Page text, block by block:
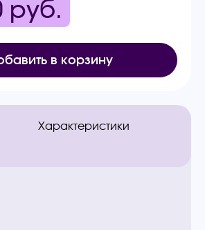
руб.
в корзину
Характеристики